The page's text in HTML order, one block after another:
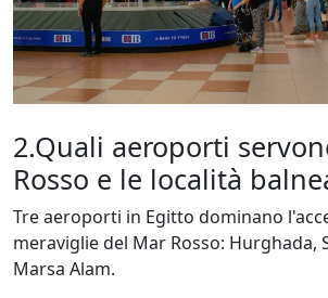
2.Quali aeroporti
Rosso e le località
Tre aeroporti in Egitto dominano
meraviglie del Mar Rosso: Hurghada,
Marsa Alam.